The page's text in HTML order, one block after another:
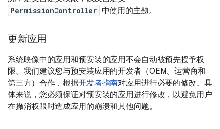
PermissionController 中使用的主题。
更新应用
系统映像中的应用和预安装的应用不会自动被预先授予权
限。我们建议您与预安装应用的开发者（OEM、运营商和
第三方）合作，根据开发者指南对应用进行必要的修改。具
体来说，您必须保证对预安装的应用进行修改，以避免用户
在撤消权限时造成应用的崩溃和其他问题。